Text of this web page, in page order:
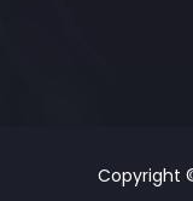
Copyright